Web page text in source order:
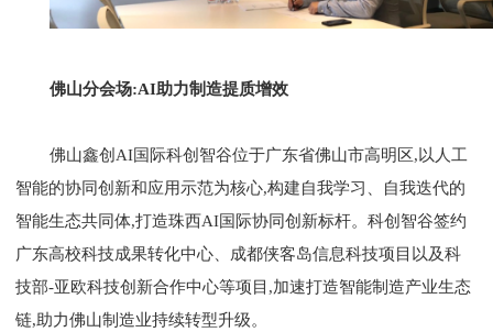
佛山分会场:AI助力制造提质增效
佛山鑫创AI国际科创智谷位于广东省佛山市高明区,以人工
智能的协同创新和应用示范为核心,构建自我学习、自我迭代的
智能生态共同体,打造珠西AI国际协同创新标杆。科创智谷签约
广东高校科技成果转化中心、成都侠客岛信息科技项目以及科
技部-亚欧科技创新合作中心等项目,加速打造智能制造产业生态
链,助力佛山制造业持续转型升级。